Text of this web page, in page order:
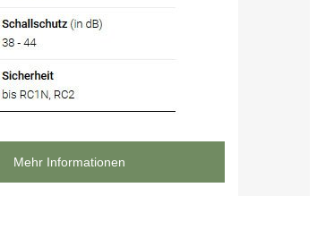
Mehr Informationen